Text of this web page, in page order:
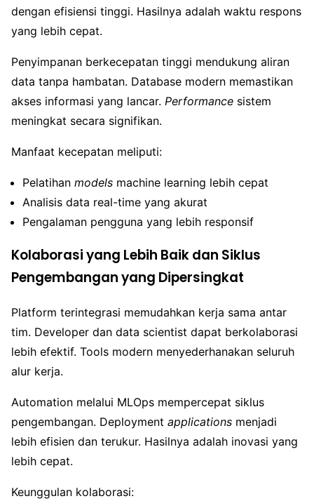
dengan efisiensi tinggi. Hasilnya adalah waktu respons
yang lebih cepat.
Penyimpanan berkecepatan tinggi mendukung aliran
data tanpa hambatan. Database modern memastikan
akses informasi yang lancar. Performance sistem
meningkat secara signifikan.
Manfaat kecepatan meliputi:
Pelatihan models machine learning lebih cepat
Analisis data real-time yang akurat
Pengalaman pengguna yang lebih responsif
Kolaborasi yang Lebih Baik dan Siklus
Pengembangan yang Dipersingkat
Platform terintegrasi memudahkan kerja sama antar
tim. Developer dan data scientist dapat berkolaborasi
lebih efektif. Tools modern menyederhanakan seluruh
alur kerja.
Automation melalui MLOps mempercepat siklus
pengembangan. Deployment applications menjadi
lebih efisien dan terukur. Hasilnya adalah inovasi yang
lebih cepat.
Keunggulan kolaborasi: